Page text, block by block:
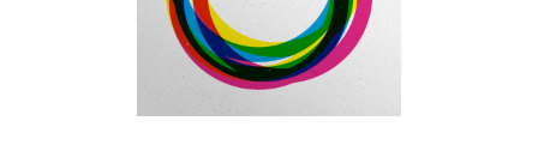
EPISODES
NEWS